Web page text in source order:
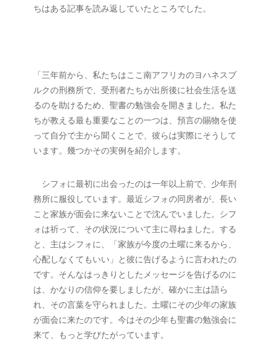
ちはある記事を読み返していたところでした。
「三年前から、私たちはここ南アフリカのヨハネスブ
ルクの刑務所で、受刑者たちが出所後に社会生活を送
るのを助けるため、聖書の勉強会を開きました。私た
ちが教える最も重要なことの一つは、預言の賜物を使
って自分で主から聞くことで、彼らは実際にそうして
います。幾つかその実例を紹介します。
シフォに最初に出会ったのは一年以上前で、少年刑
務所に服役しています。最近シフォの同房者が、長い
こと家族が面会に来ないことで沈んでいました。シフ
ォは祈って、その状況について主に尋ねました。する
と、主はシフォに、「家族が今度の土曜に来るから、
心配しなくてもいい」と彼に告げるように言われたの
です。そんなはっきりとしたメッセージを告げるのに
は、かなりの信仰を要しましたが、確かに主は語ら
れ、その言葉を守られました。土曜にその少年の家族
が面会に来たのです。今はその少年も聖書の勉強会に
来て、もっと学びたがっています。